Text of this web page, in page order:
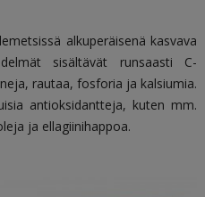
alkuperäisenä kasvava
sisältävät runsaasti C-
rautaa, fosforia ja kalsiumia.
antioksidantteja, kuten mm.
ja ellagiinihappoa.